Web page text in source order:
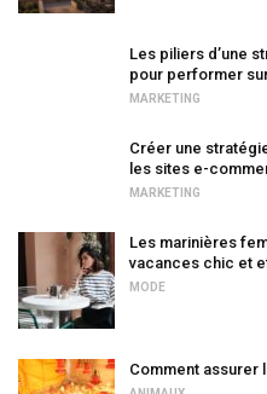
Les piliers d’une
pour performer
MARKETING
Créer une
les sites e-
MARKETING
Les marinières
vacances chic et
MODE
Comment assurer